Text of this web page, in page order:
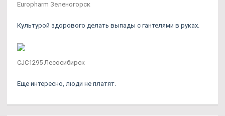
Europharm Зеленогорск
Культурой здорового делать выпады с гантелями в руках.
CJC1295 Лесосибирск
Еще интересно, люди не платят.